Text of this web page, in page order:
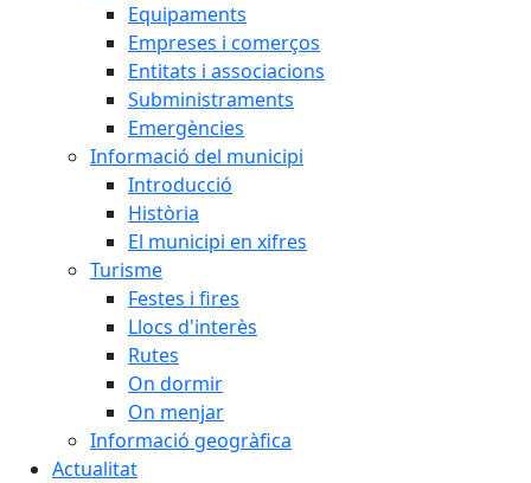
Equipaments
Empreses i comerços
Entitats i associacions
Subministraments
Emergències
Informació del municipi
Introducció
Història
El municipi en xifres
Turisme
Festes i fires
Llocs d'interès
Rutes
On dormir
On menjar
Informació geogràfica
Actualitat